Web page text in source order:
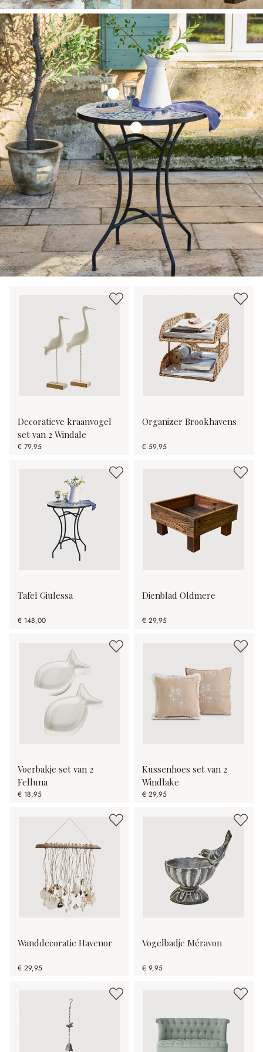
Decoratieve kraanvogel
set van 2 Windale
€ 79,95
Organizer Brookhavens
€ 59,95
Tafel Giulessa
€ 148,00
Dienblad Oldmere
€ 29,95
Voerbakje set van 2
Felluna
€ 18,95
Kussenhoes set van 2
Windlake
€ 29,95
Wanddecoratie Havenor
€ 29,95
Vogelbadje Méravon
€ 9,95